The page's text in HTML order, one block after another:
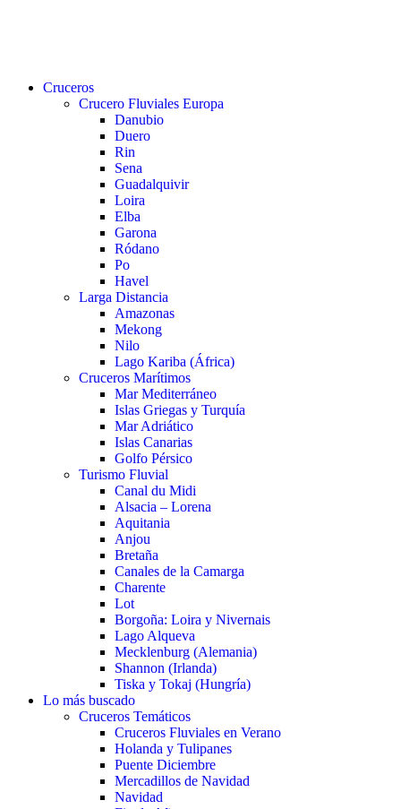
buscar
Menu
Cruceros
Crucero Fluviales Europa
Danubio
Duero
Rin
Sena
Guadalquivir
Loira
Elba
Garona
Ródano
Po
Havel
Larga Distancia
Amazonas
Mekong
Nilo
Lago Kariba (África)
Cruceros Marítimos
Mar Mediterráneo
Islas Griegas y Turquía
Mar Adriático
Islas Canarias
Golfo Pérsico
Turismo Fluvial
Canal du Midi
Alsacia – Lorena
Aquitania
Anjou
Bretaña
Canales de la Camarga
Charente
Lot
Borgoña: Loira y Nivernais
Lago Alqueva
Mecklenburg (Alemania)
Shannon (Irlanda)
Tiska y Tokaj (Hungría)
Lo más buscado
Cruceros Temáticos
Cruceros Fluviales en Verano
Holanda y Tulipanes
Puente Diciembre
Mercadillos de Navidad
Navidad